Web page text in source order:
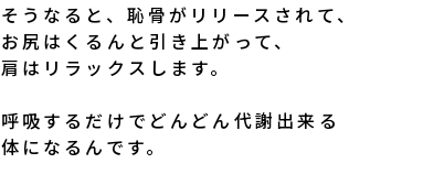
そうなると、恥骨がリリースされて、
お尻はくるんと引き上がって、
肩はリラックスします。
呼吸するだけでどんどん代謝出来る
体になるんです。